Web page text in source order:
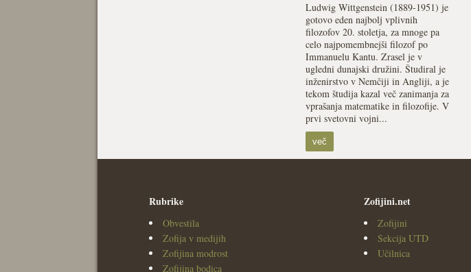
Ludwig Wittgenstein (1889-1951) je
gotovo eden najbolj vplivnih
filozofov 20. stoletja, za mnoge pa
celo najpomembnejši filozof po
Immanuelu Kantu. Zrasel je v
ugledni dunajski družini. Študiral je
inženirstvo v Nemčiji in Angliji, a je
tekom študija kazal več zanimanja za
vprašanja matematike in filozofije. V
prvi svetovni vojni...
več
Rubrike
Obvestila
Zofija v medijih
Zofijina modrost
Zofijina bodica
Zofijini.net
Zofijini
Sekcija UTD
Učilnica